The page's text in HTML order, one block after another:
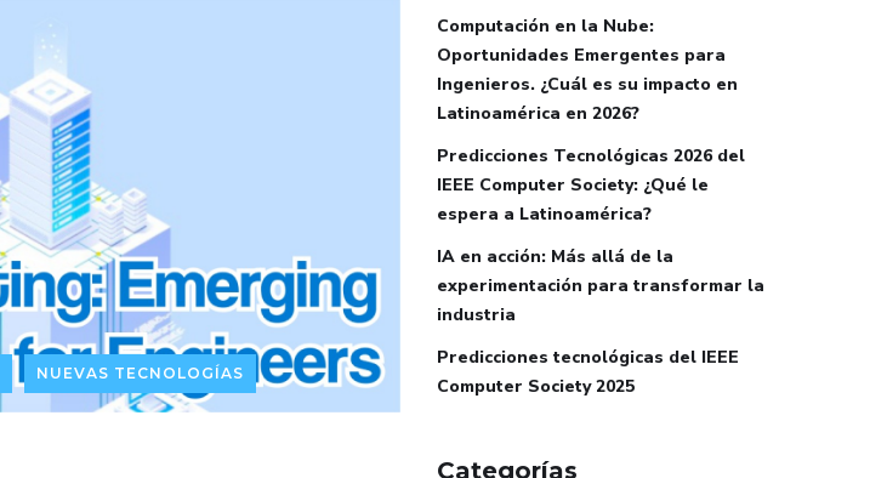
NUEVAS TECNOLOGÍAS
Computación en la Nube:
Oportunidades Emergentes para
Ingenieros. ¿Cuál es su impacto en
Latinoamérica en 2026?
Predicciones Tecnológicas 2026 del
IEEE Computer Society: ¿Qué le
espera a Latinoamérica?
IA en acción: Más allá de la
experimentación para transformar la
industria
Predicciones tecnológicas del IEEE
Computer Society 2025
Categorías